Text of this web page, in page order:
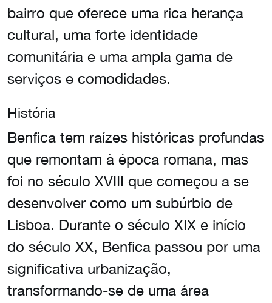
bairro que oferece uma rica herança
cultural, uma forte identidade
comunitária e uma ampla gama de
serviços e comodidades.
História
Benfica tem raízes históricas profundas
que remontam à época romana, mas
foi no século XVIII que começou a se
desenvolver como um subúrbio de
Lisboa. Durante o século XIX e início
do século XX, Benfica passou por uma
significativa urbanização,
transformando-se de uma área